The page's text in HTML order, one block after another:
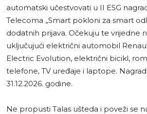
automatski učestvovati u II ESG
Telecoma „Smart pokloni za smart
dodatnih prijava. Očekuju te vrijedne
uključujući električni automobil
Electric Evolution, električni bicikl,
telefone, TV uređaje i laptope.
31.12.2026. godine.
Ne propusti Talas ušteda i poveži se